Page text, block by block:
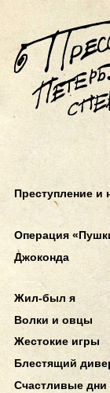
Преступление и
Операция
Джоконда
Жил-был я
Волки и овцы
Жестокие игры
Блестящий
Счастливые дни